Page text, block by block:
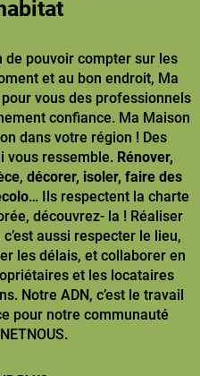
de pouvoir compter sur les
et au bon endroit, Ma
vous des professionnels
confiance. Ma Maison
dans votre région ! Des
vous ressemble. Rénover,
, décorer, isoler, faire des
… Ils respectent la charte
découvrez- la ! Réaliser
aussi respecter le lieu,
les délais, et collaborer en
et les locataires
Notre ADN, c’est le travail
pour notre communauté